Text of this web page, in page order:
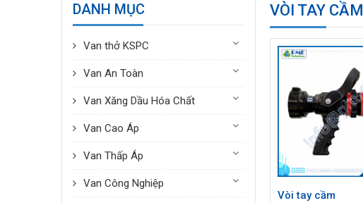
VÒI TAY CẦM
Vòi tay cầm
DANH MỤC
Van thở KSPC
Van An Toàn
Van Xăng Dầu Hóa Chất
Van Cao Áp
Van Thấp Áp
Van Công Nghiệp